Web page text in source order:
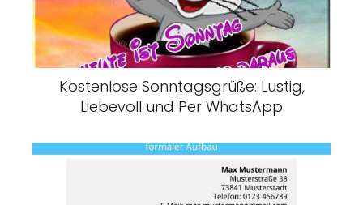
Kostenlose Sonntagsgrüße: Lustig,
Liebevoll und Per WhatsApp